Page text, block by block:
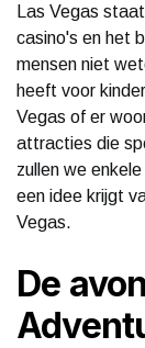
Las Vegas
casino's en het
mensen niet
heeft voor
Vegas of er
attracties die
zullen we
een idee krijgt
Vegas.
De